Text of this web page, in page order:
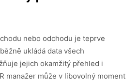
nebo odchodu je teprve
ukládá data všech
jejich okamžitý přehled i
manažer může v libovolný moment